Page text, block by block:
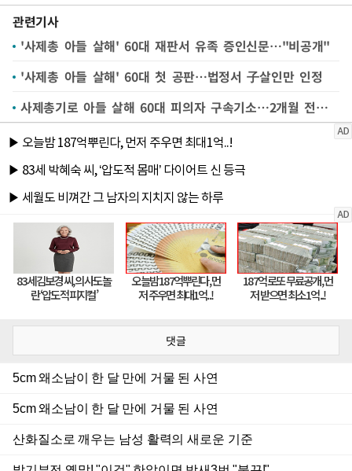
관련기사
'사제총 아들 살해' 60대 재판서 유족 증인신문…"비공개"
'사제총 아들 살해' 60대 첫 공판…법정서 子살인만 인정
사제총기로 아들 살해 60대 피의자 구속기소…2개월 전부터 사전답사
댓글